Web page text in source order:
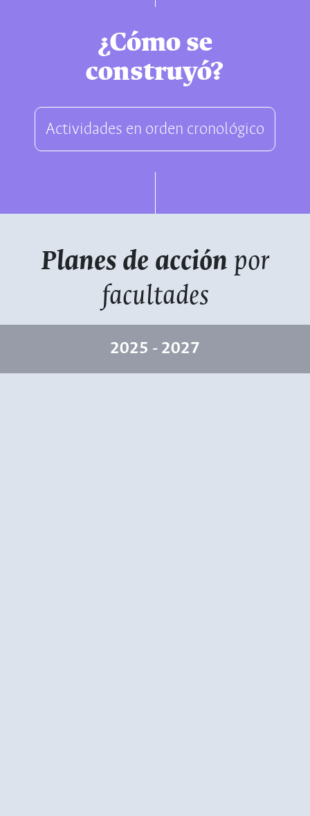
¿Cómo se
construyó?
Actividades en orden cronológico
Planes de acción por
facultades
2025 - 2027